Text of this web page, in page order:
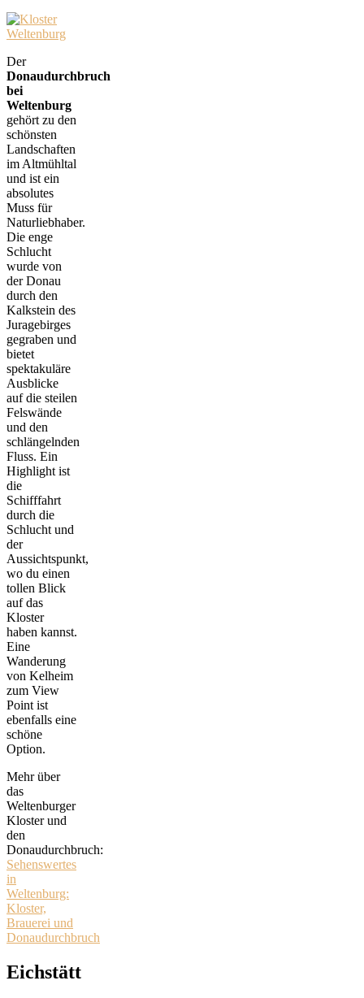
Der
Donaudurchbruch
bei
Weltenburg
gehört zu den
schönsten
Landschaften
im Altmühltal
und ist ein
absolutes
Muss für
Naturliebhaber.
Die enge
Schlucht
wurde von
der Donau
durch den
Kalkstein des
Juragebirges
gegraben und
bietet
spektakuläre
Ausblicke
auf die steilen
Felswände
und den
schlängelnden
Fluss. Ein
Highlight ist
die
Schifffahrt
durch die
Schlucht und
der
Aussichtspunkt,
wo du einen
tollen Blick
auf das
Kloster
haben kannst.
Eine
Wanderung
von Kelheim
zum View
Point ist
ebenfalls eine
schöne
Option.
Mehr über
das
Weltenburger
Kloster und
den
Donaudurchbruch:
Sehenswertes
in
Weltenburg:
Kloster,
Brauerei und
Donaudurchbruch
Eichstätt